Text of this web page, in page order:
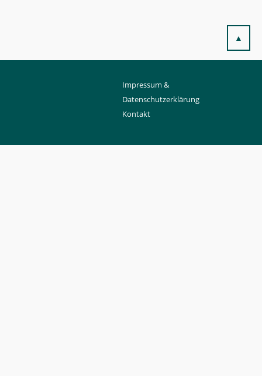
▲
Impressum &
Datenschutzerklärung
Kontakt